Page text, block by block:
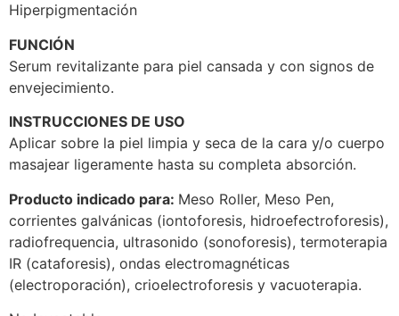
Hiperpigmentación
FUNCIÓN
Serum revitalizante para piel cansada y con signos de
envejecimiento.
INSTRUCCIONES DE USO
Aplicar sobre la piel limpia y seca de la cara y/o cuerpo
masajear ligeramente hasta su completa absorción.
Producto indicado para: Meso Roller, Meso Pen,
corrientes galvánicas (iontoforesis, hidroefectroforesis),
radiofrequencia, ultrasonido (sonoforesis), termoterapia
IR (cataforesis), ondas electromagnéticas
(electroporación), crioelectroforesis y vacuoterapia.